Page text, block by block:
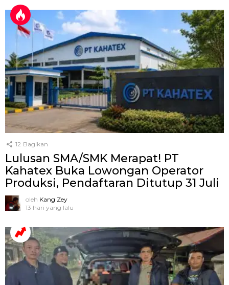
12 Bagikan
Lulusan SMA/SMK Merapat! PT
Kahatex Buka Lowongan Operator
Produksi, Pendaftaran Ditutup 31 Juli
oleh Kang Zey
13 hari yang lalu